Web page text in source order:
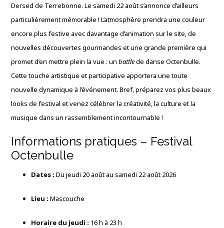
Dersed de Terrebonne. Le samedi 22 août s’annonce d’ailleurs
particulièrement mémorable ! L’atmosphère prendra une couleur
encore plus festive avec davantage d’animation sur le site, de
nouvelles découvertes gourmandes et une grande première qui
promet d’en mettre plein la vue : unbattlede danse Octenbulle.
Cette touche artistique et participative apportera une toute
nouvelle dynamique à l’événement. Bref, préparez vos plus beaux
looks de festival et venez célébrer la créativité, la culture et la
musique dans un rassemblement incontournable !
Informations pratiques – Festival
Octenbulle
Dates : Du jeudi 20 août au samedi 22 août 2026
Lieu : Mascouche
Horaire du jeudi : 16 h à 23 h